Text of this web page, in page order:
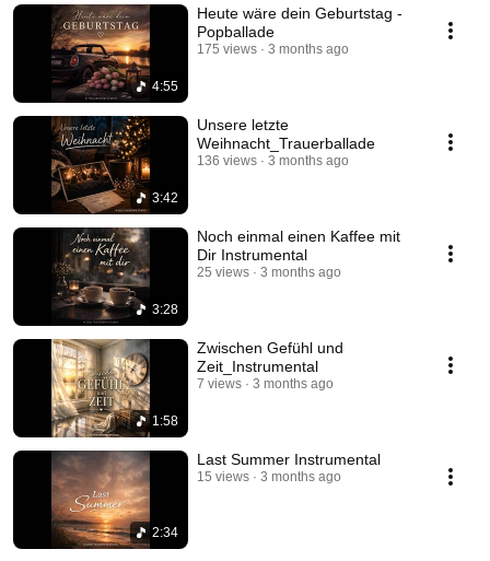
4:55
Heute wäre dein Geburtstag -
Popballade
175 views 3 months ago
3:42
Unsere letzte
Weihnacht_Trauerballade
136 views 3 months ago
3:28
Noch einmal einen Kaffee mit
Dir Instrumental
25 views 3 months ago
1:58
Zwischen Gefühl und
Zeit_Instrumental
7 views 3 months ago
2:34
Last Summer Instrumental
15 views 3 months ago